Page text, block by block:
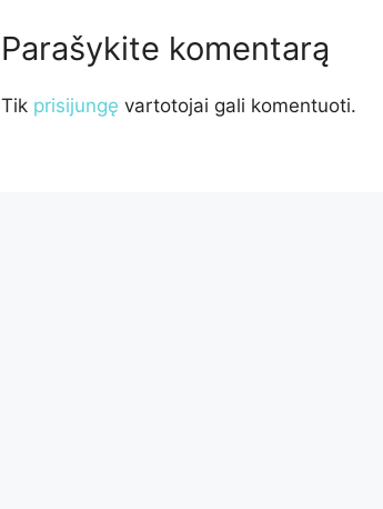
Parašykite komentarą
Tik prisijungę vartotojai gali komentuoti.